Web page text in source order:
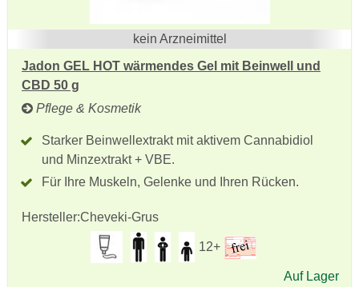
kein Arzneimittel
Jadon GEL HOT wärmendes Gel mit Beinwell und
CBD 50 g
Pflege & Kosmetik
Starker Beinwellextrakt mit aktivem Cannabidiol
und Minzextrakt + VBE.
Für Ihre Muskeln, Gelenke und Ihren Rücken.
Hersteller:Cheveki-Grus
12+
Auf Lager